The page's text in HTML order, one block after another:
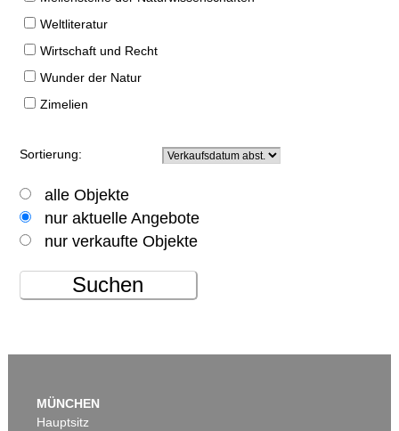
Weltliteratur
Wirtschaft und Recht
Wunder der Natur
Zimelien
Sortierung:
alle Objekte
nur aktuelle Angebote
nur verkaufte Objekte
Suchen
MÜNCHEN
Hauptsitz